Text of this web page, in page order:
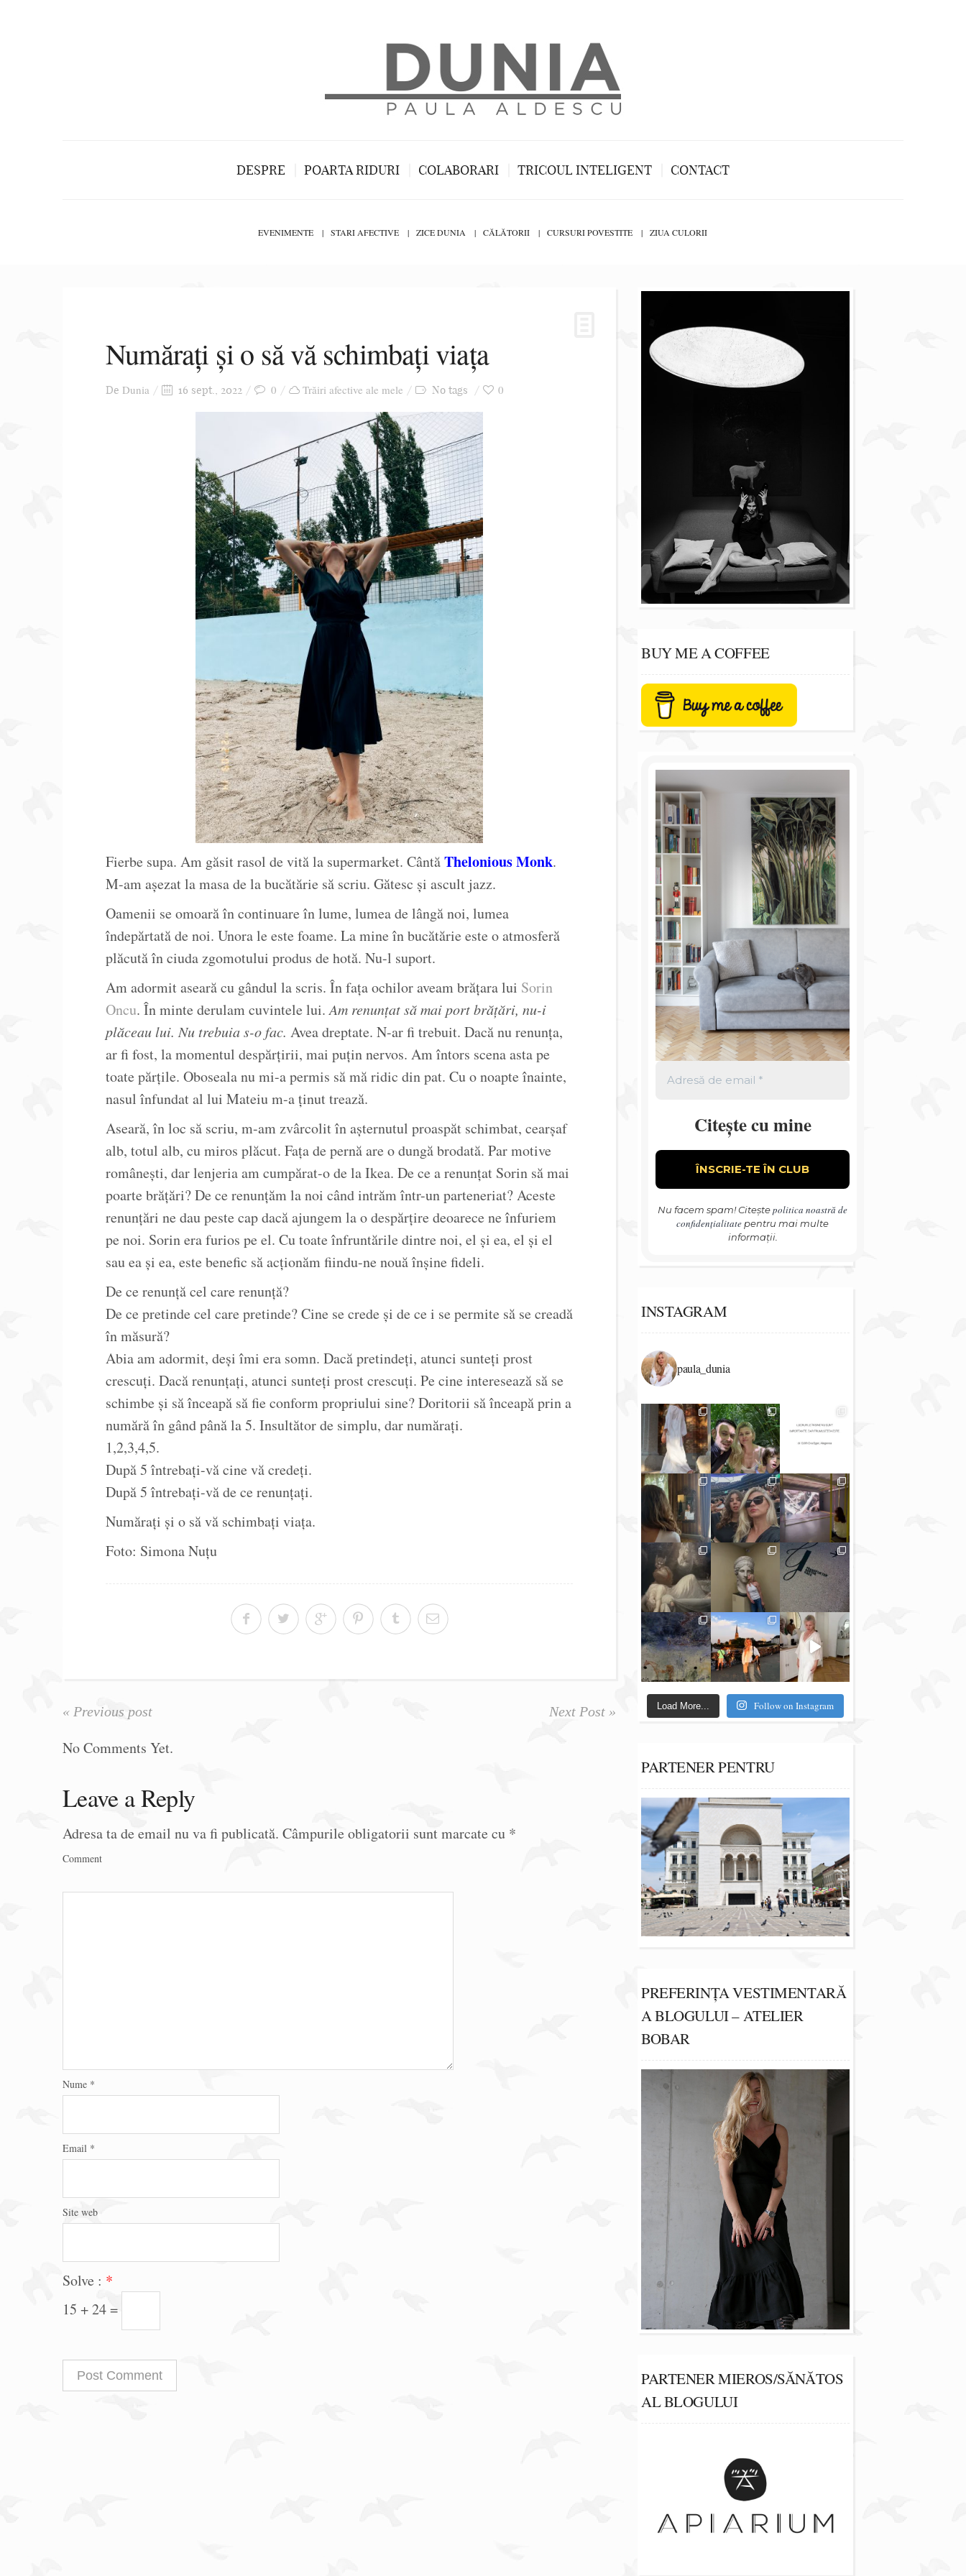
DESPRE POARTA RIDURI COLABORARI TRICOUL INTELIGENT CONTACT
EVENIMENTE STARI AFECTIVE ZICE DUNIA CĂLĂTORII CURSURI POVESTITE ZIUA CULORII
Numărați și o să vă schimbați viața
De Dunia 16 sept., 2022 0 Trăiri afective ale mele No tags 0
Fierbe supa. Am găsit rasol de vită la supermarket. CântăThelonious Monk.
M-am așezat la masa de la bucătărie să scriu. Gătesc și ascult jazz.
Oamenii se omoară în continuare în lume, lumea de lângă noi, lumea
îndepărtată de noi. Unora le este foame. La mine în bucătărie este o atmosferă
plăcută în ciuda zgomotului produs de hotă. Nu-l suport.
Am adormit aseară cu gândul la scris. În fața ochilor aveam brățara lui Sorin
Oncu. În minte derulam cuvintele lui.Am renunțat să mai port brățări, nu-i
plăceau lui. Nu trebuia s-o fac. Avea dreptate. N-ar fi trebuit. Dacă nu renunța,
ar fi fost, la momentul despărțirii, mai puțin nervos. Am întors scena asta pe
toate părțile. Oboseala nu mi-a permis să mă ridic din pat. Cu o noapte înainte,
nasul înfundat al lui Mateiu m-a ținut trează.
Aseară, în loc să scriu, m-am zvârcolit în așternutul proaspăt schimbat, cearșaf
alb, totul alb, cu miros plăcut. Fața de pernă are o dungă brodată. Par motive
românești, dar lenjeria am cumpărat-o de la Ikea. De ce a renunțat Sorin să mai
poarte brățări? De ce renunțăm la noi când intrăm într-un parteneriat? Aceste
renunțări ne dau peste cap dacă ajungem la o despărțire deoarece ne înfuriem
pe noi. Sorin era furios pe el. Cu toate înfruntările dintre noi, el și ea, el și el
sau ea și ea, este benefic să acționăm fiindu-ne nouă înșine fideli.
De ce renunță cel care renunță?
De ce pretinde cel care pretinde? Cine se crede și de ce i se permite să se creadă
în măsură?
Abia am adormit, deși îmi era somn. Dacă pretindeți, atunci sunteți prost
crescuți. Dacă renunțați, atunci sunteți prost crescuți. Pe cine interesează să se
schimbe și să înceapă să fie conform propriului sine? Doritorii să înceapă prin a
numără în gând până la 5. Insultător de simplu, dar numărați.
1,2,3,4,5.
După 5 întrebați-vă cine vă credeți.
După 5 întrebați-vă de ce renunțați.
Numărați și o să vă schimbați viața.
Foto: Simona Nuțu
« Previous post Next Post »
No Comments Yet.
Leave a Reply
Adresa ta de email nu va fi publicată. Câmpurile obligatorii sunt marcate cu *
Comment
Nume *
Email *
Site web
Solve : *
15 + 24 =
BUY ME A COFFEE
Citește cu mine
Nu facem spam! Citeștepolitica noastră de
confidențialitate pentru mai multe
informații.
INSTAGRAM
paula_dunia
Load More... Follow on Instagram
PARTENER PENTRU
PREFERINȚA VESTIMENTARĂ
A BLOGULUI – ATELIER
BOBAR
PARTENER MIEROS/SĂNĂTOS
AL BLOGULUI